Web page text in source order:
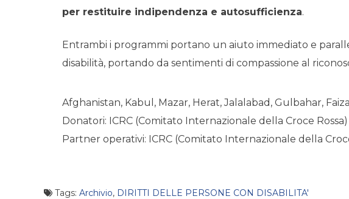
per restituire indipendenza e autosufficienza.
Entrambi i programmi portano un aiuto immediato e
disabilità, portando da sentimenti di compassione al
Afghanistan, Kabul, Mazar, Herat, Jalalabad, Gulbahar,
Donatori: ICRC (Comitato Internazionale della Croce
Partner operativi: ICRC (Comitato Internazionale della
Tags: Archivio, DIRITTI DELLE PERSONE CON DISABILITA'